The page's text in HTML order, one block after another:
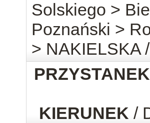
Solskiego >
Poznański >
> NAKIELSKA
PRZYSTANEK
KIERUNEK /